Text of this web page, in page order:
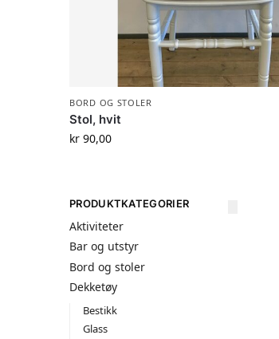
BORD OG STOLER
Stol, hvit
kr 90,00
PRODUKTKATEGORIER
Aktiviteter
Bar og utstyr
Bord og stoler
Dekketøy
Bestikk
Glass